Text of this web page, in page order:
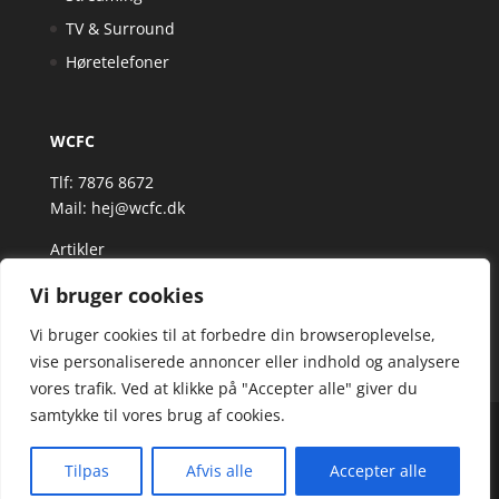
Vi bruger cookies
Vi bruger cookies til at forbedre din browseroplevelse,
vise personaliserede annoncer eller indhold og analysere
vores trafik. Ved at klikke på "Accepter alle" giver du
samtykke til vores brug af cookies.
Tilpas Afvis alle Accepter alle
TV & Surround
Høretelefoner
WCFC
Tlf: 7876 8672
Mail: hej@wcfc.dk
Artikler
spændende varer. Siden er et affiiliatesite, og nogle